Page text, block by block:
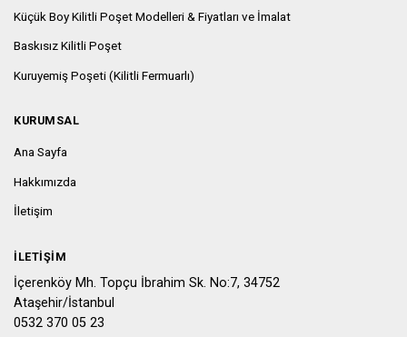
Küçük Boy Kilitli Poşet Modelleri & Fiyatları ve İmalat
Baskısız Kilitli Poşet
Kuruyemiş Poşeti (Kilitli Fermuarlı)
KURUMSAL
Ana Sayfa
Hakkımızda
İletişim
İLETIŞIM
İçerenköy Mh. Topçu İbrahim Sk. No:7, 34752
Ataşehir/İstanbul
0532 370 05 23